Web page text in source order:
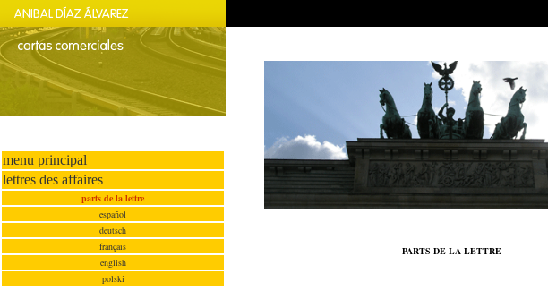
PARTS DE LA LETTRE
menu principal
lettres des affaires
parts de la lettre
español
deutsch
français
english
polski